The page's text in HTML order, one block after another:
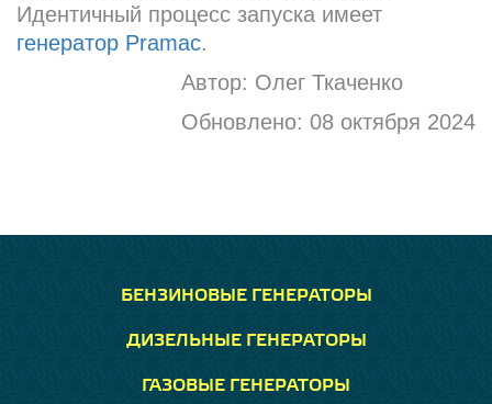
Идентичный процесс запуска имеет
генератор Pramac.
Автор: Олег Ткаченко
Обновлено: 08 октября 2024
БЕНЗИНОВЫЕ ГЕНЕРАТОРЫ
ДИЗЕЛЬНЫЕ ГЕНЕРАТОРЫ
ГАЗОВЫЕ ГЕНЕРАТОРЫ